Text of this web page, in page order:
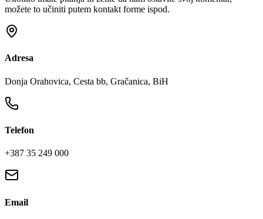
možete to učiniti putem kontakt forme ispod.
Adresa
Donja Orahovica, Cesta bb, Gračanica, BiH
Telefon
+387 35 249 000
Email